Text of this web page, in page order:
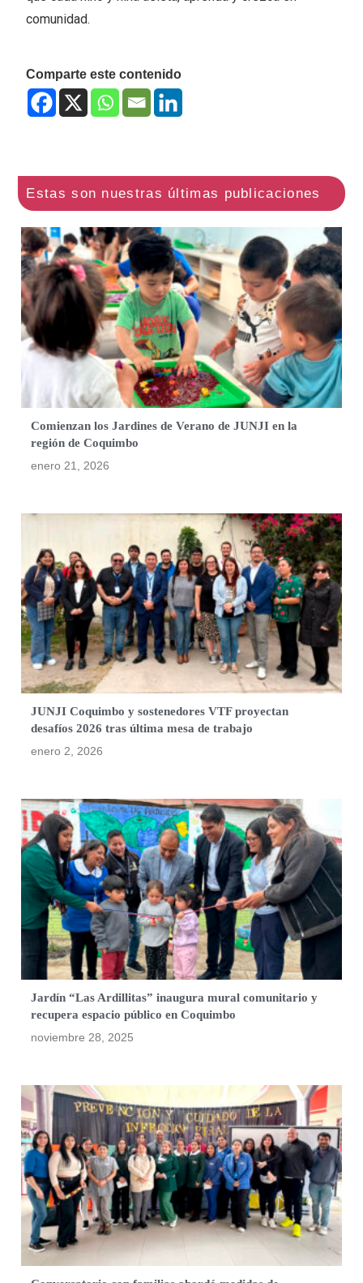
comunidad.
Comparte este contenido
Comienzan los Jardines de Verano de JUNJI en la
región de Coquimbo
enero 21, 2026
JUNJI Coquimbo y sostenedores VTF proyectan
desafíos 2026 tras última mesa de trabajo
enero 2, 2026
Jardín “Las Ardillitas” inaugura mural comunitario y
recupera espacio público en Coquimbo
noviembre 28, 2025